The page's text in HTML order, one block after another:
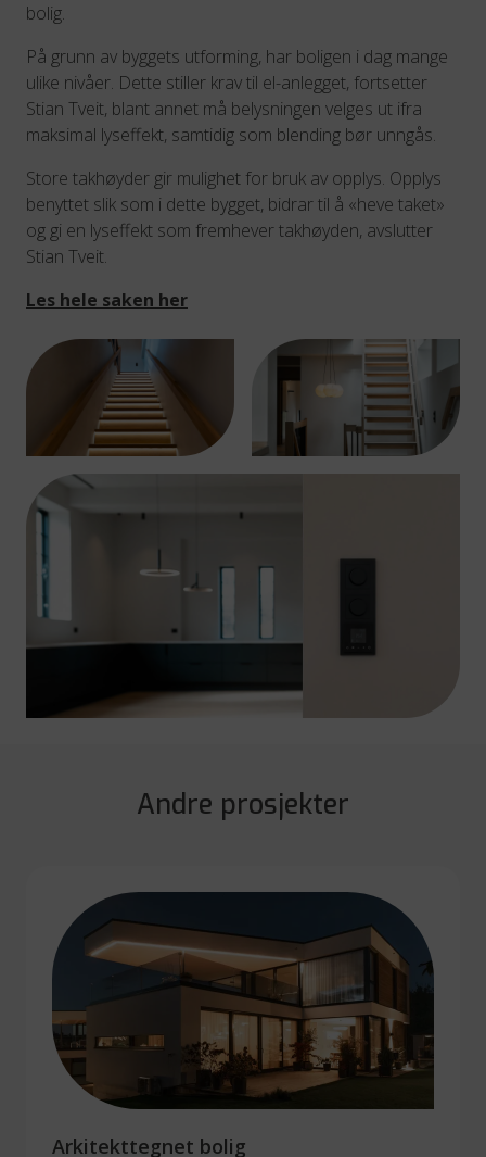
bolig.
På grunn av byggets utforming, har boligen i dag mange
ulike nivåer. Dette stiller krav til el-anlegget, fortsetter
Stian Tveit, blant annet må belysningen velges ut ifra
maksimal lyseffekt, samtidig som blending bør unngås.
Store takhøyder gir mulighet for bruk av opplys. Opplys
benyttet slik som i dette bygget, bidrar til å «heve taket»
og gi en lyseffekt som fremhever takhøyden, avslutter
Stian Tveit.
Les hele saken her
Andre prosjekter
Arkitekttegnet bolig